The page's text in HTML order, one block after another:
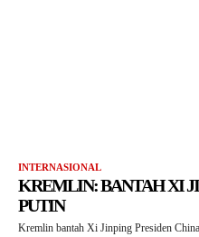
INTERNASIONAL
KREMLIN: BANTAH XI
PUTIN
Kremlin bantah Xi Jinping Presiden